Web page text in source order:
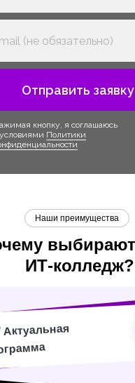
Отправить заявку
кнопку, я соглашаюсь
Политики
ИТ-колледж?
Наши преимущества
Актуальная